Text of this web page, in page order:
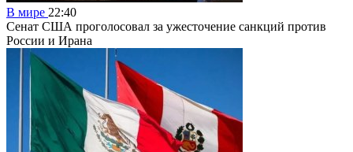
В мире 22:40
Сенат США проголосовал за ужесточение санкций против
России и Ирана